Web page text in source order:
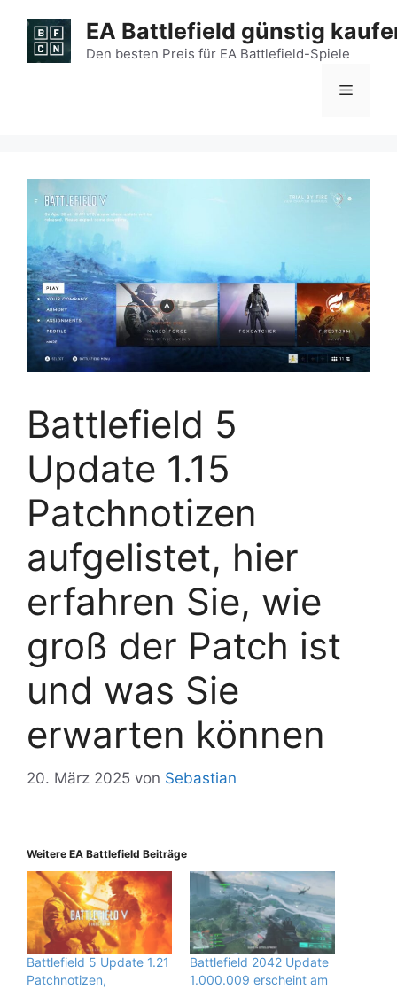
Inhalt
springen
EA Battlefield günstig
Den besten Preis für EA Battlefield-Spiele
Menü
Battlefield 5
Update 1.15
Patchnotizen
aufgelistet, hier
erfahren Sie, wie
groß der Patch ist
und was Sie
erwarten können
20. März 2025 von Sebastian
Weitere EA Battlefield Beiträge
Battlefield 5 Update 1.21
Patchnotizen,
Battlefield 2042 Update
1.000.009 erscheint am